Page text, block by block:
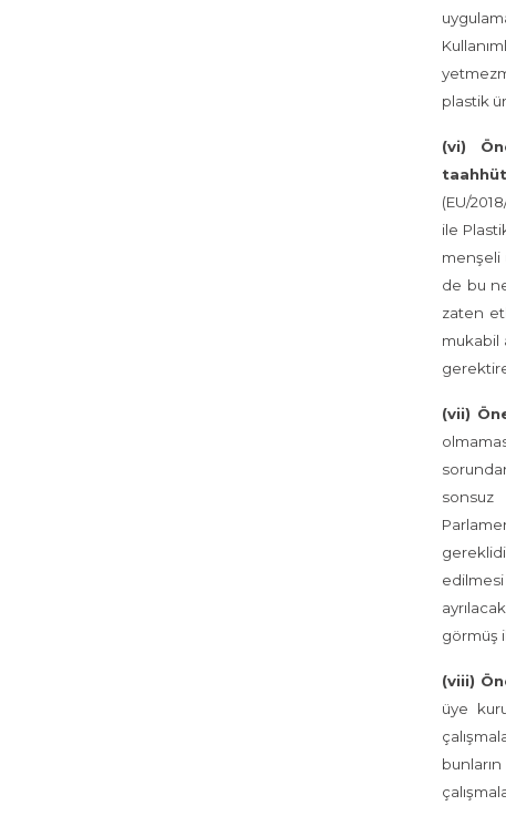
plastik
(vi)
(EU/
ile
menşeli
de bu
zaten
mukabil
(vii)
sonsuz
görmüş
(viii)
üye